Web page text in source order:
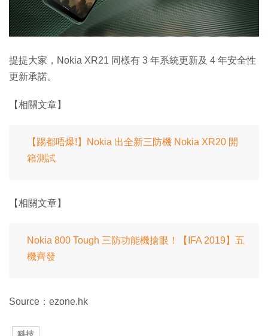
提提大家，Nokia XR21 同樣有 3 年系統更新及 4 年安全性
更新承諾。
【相關文章】
【踢都唔爆!】Nokia 出全新三防機 Nokia XR20 開
箱測試
【相關文章】
Nokia 800 Tough 三防功能機搶眼！【IFA 2019】五
機齊發
Source：ezone.hk
科技